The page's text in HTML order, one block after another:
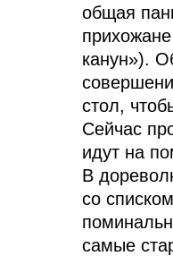
общая
канун»).
стол,
Сейчас
идут на
В
со
самые